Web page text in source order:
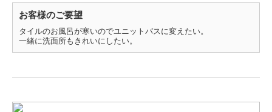
お客様のご要望
タイルのお風呂が寒いのでユニットバスに変えたい。
一緒に洗面所もきれいにしたい。